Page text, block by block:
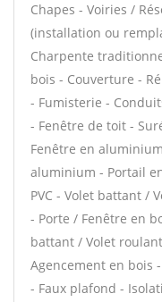
Chapes - Voiries /
(installation ou
Charpente
bois - Couverture -
- Fumisterie -
- Fenêtre de toit -
Fenêtre en
aluminium - Portail
PVC - Volet battant /
- Porte / Fenêtre en
battant / Volet
Agencement en bois
- Faux plafond -